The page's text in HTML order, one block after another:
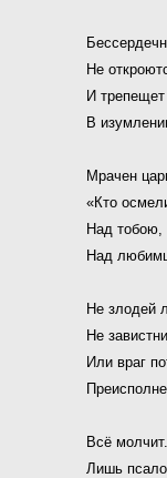
Не
И
В
Мрачен
«Кто
Над
Над
Не злодей
Не
Или враг
Всё
Лишь